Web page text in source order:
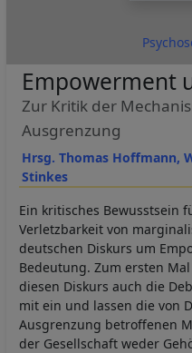
Hrsg. Thomas Hoffmann,
Stinkes
Empowerment
Zur Kritik der
Ausgrenzung
Ein kritisches Bewusstsein
Verletzbarkeit von
deutschen Diskurs um
Bedeutung. Zum ersten
diesen Diskurs auch die
mit ein und lassen die von
Ausgrenzung betroffenen
der Gesellschaft weder